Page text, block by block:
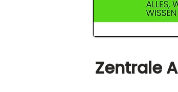
Zentrale